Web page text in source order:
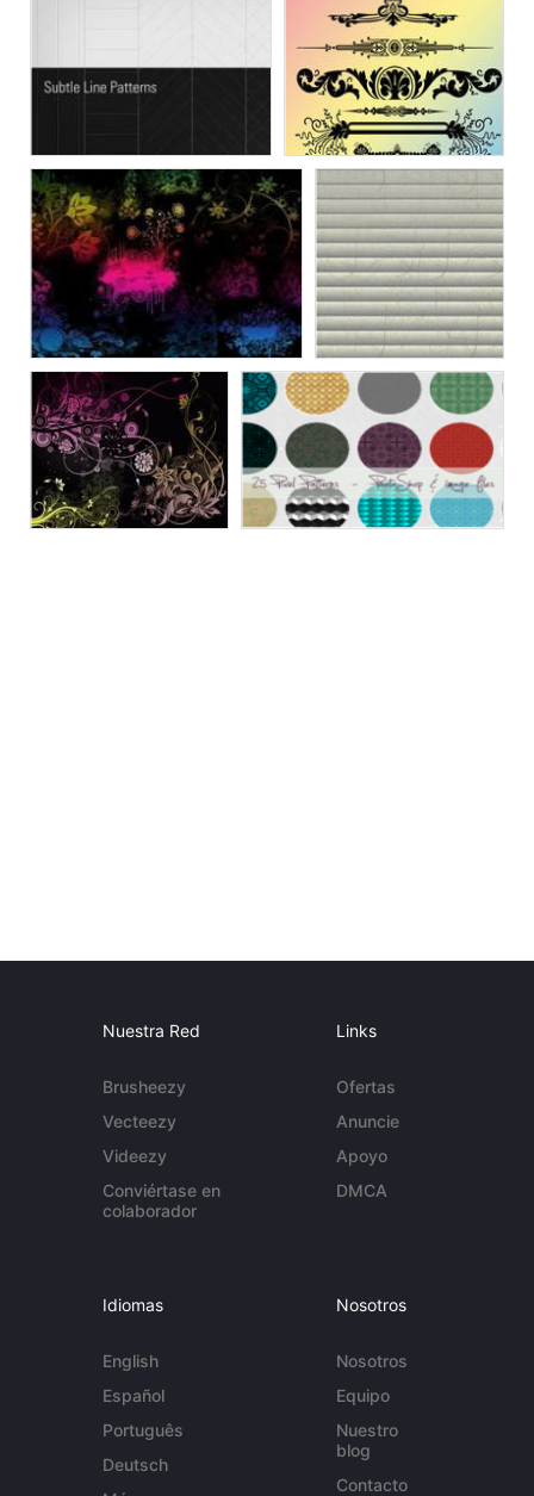
Nuestra Red
Brusheezy
Vecteezy
Videezy
Conviértase en
colaborador
Links
Ofertas
Anuncie
Apoyo
DMCA
Idiomas
English
Español
Português
Deutsch
Nosotros
Nosotros
Equipo
Nuestro
blog
Contacto